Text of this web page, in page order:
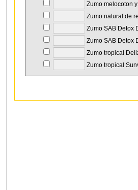
Zumo melocoton
Zumo natural de
Zumo SAB Detox
Zumo SAB Detox
Zumo tropical
Zumo tropical